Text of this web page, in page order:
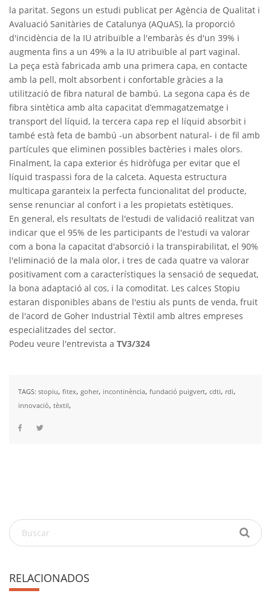
la paritat. Segons un estudi publicat per Agència de Qualitat i
Avaluació Sanitàries de Catalunya (AQuAS), la proporció
d'incidència de la IU atribuïble a l'embaràs és d'un 39% i
augmenta fins a un 49% a la IU atribuïble al part vaginal.
La peça està fabricada amb una primera capa, en contacte
amb la pell, molt absorbent i confortable gràcies a la
utilització de fibra natural de bambú. La segona capa és de
fibra sintètica amb alta capacitat d’emmagatzematge i
transport del líquid, la tercera capa rep el líquid absorbit i
també està feta de bambú -un absorbent natural- i de fil amb
partícules que eliminen possibles bactèries i males olors.
Finalment, la capa exterior és hidròfuga per evitar que el
líquid traspassi fora de la calceta. Aquesta estructura
multicapa garanteix la perfecta funcionalitat del producte,
sense renunciar al confort i a les propietats estètiques.
En general, els resultats de l'estudi de validació realitzat van
indicar que el 95% de les participants de l'estudi va valorar
com a bona la capacitat d'absorció i la transpirabilitat, el 90%
l'eliminació de la mala olor, i tres de cada quatre va valorar
positivament com a característiques la sensació de sequedat,
la bona adaptació al cos, i la comoditat. Les calces Stopiu
estaran disponibles abans de l'estiu als punts de venda, fruit
de l'acord de Goher Industrial Tèxtil amb altres empreses
especialitzades del sector.
Podeu veure l'entrevista a TV3/324
TAGS: stopiu, fitex, goher, incontinència, fundació puigvert, cdti, rdi,
innovació, tèxtil,
RELACIONADOS